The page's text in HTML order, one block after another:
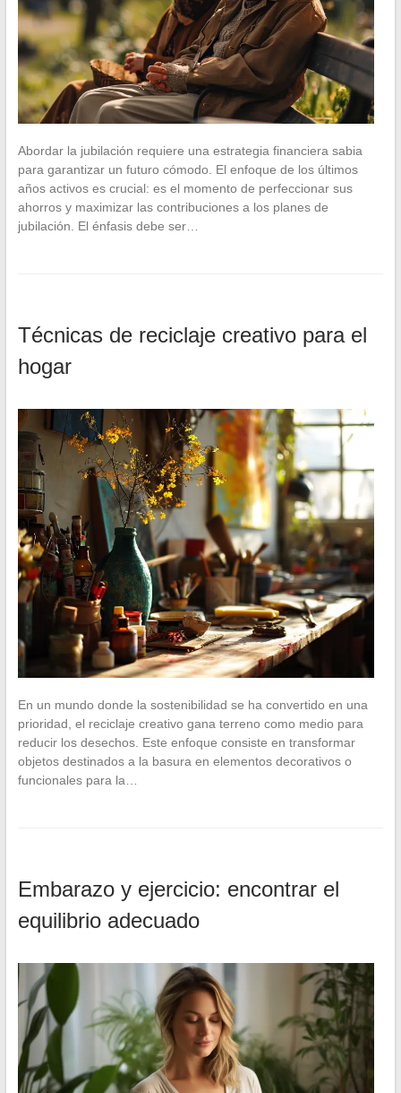
Abordar la jubilación requiere una estrategia financiera sabia
para garantizar un futuro cómodo. El enfoque de los últimos
años activos es crucial: es el momento de perfeccionar sus
ahorros y maximizar las contribuciones a los planes de
jubilación. El énfasis debe ser…
Técnicas de reciclaje creativo para el
hogar
En un mundo donde la sostenibilidad se ha convertido en una
prioridad, el reciclaje creativo gana terreno como medio para
reducir los desechos. Este enfoque consiste en transformar
objetos destinados a la basura en elementos decorativos o
funcionales para la…
Embarazo y ejercicio: encontrar el
equilibrio adecuado